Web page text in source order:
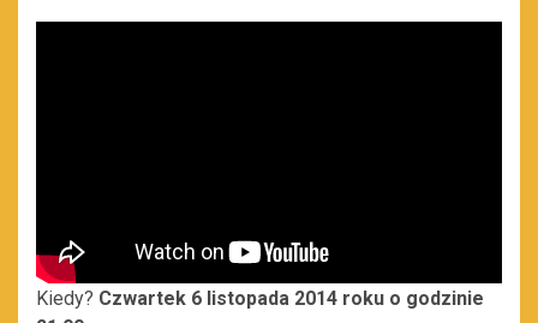
Kiedy? Czwartek 6 listopada 2014 roku o godzinie